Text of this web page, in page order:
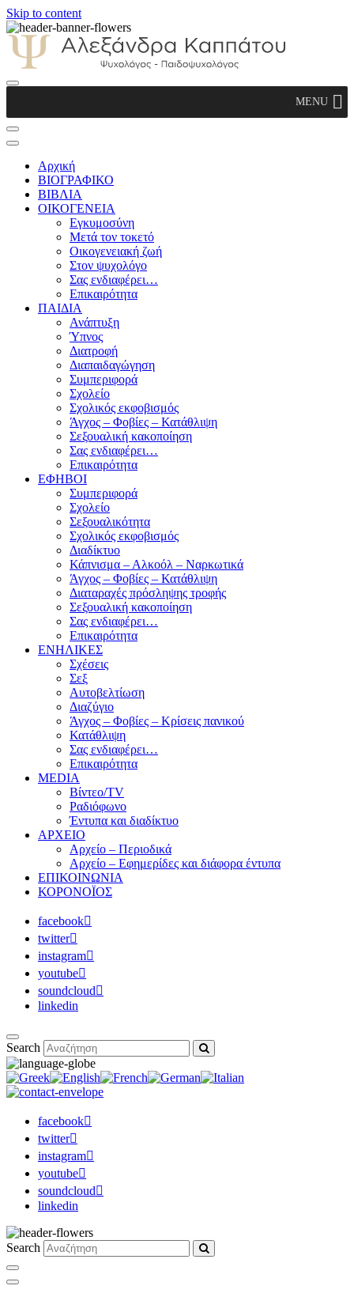
Skip to content
Παιδοψυχολόγος
MENU
Αρχική
ΒΙΟΓΡΑΦΙΚΟ
ΒΙΒΛΙΑ
ΟΙΚΟΓΕΝΕΙΑ
Εγκυμοσύνη
Μετά τον τοκετό
Οικογενειακή ζωή
Στον ψυχολόγο
Σας ενδιαφέρει…
Επικαιρότητα
ΠΑΙΔΙΑ
Ανάπτυξη
Ύπνος
Διατροφή
Διαπαιδαγώγηση
Συμπεριφορά
Σχολείο
Σχολικός εκφοβισμός
Άγχος – Φοβίες – Κατάθλιψη
Σεξουαλική κακοποίηση
Σας ενδιαφέρει…
Επικαιρότητα
ΕΦΗΒΟΙ
Συμπεριφορά
Σχολείο
Σεξουαλικότητα
Σχολικός εκφοβισμός
Διαδίκτυο
Κάπνισμα – Αλκοόλ – Ναρκωτικά
Άγχος – Φοβίες – Κατάθλιψη
Διαταραχές πρόσληψης τροφής
Σεξουαλική κακοποίηση
Σας ενδιαφέρει…
Επικαιρότητα
ΕΝΗΛΙΚΕΣ
Σχέσεις
Σεξ
Αυτοβελτίωση
Διαζύγιο
Άγχος – Φοβίες – Κρίσεις πανικού
Κατάθλιψη
Σας ενδιαφέρει…
Επικαιρότητα
MEDIA
Βίντεο/TV
Ραδιόφωνο
Έντυπα και διαδίκτυο
ΑΡΧΕΙΟ
Αρχείο – Περιοδικά
Αρχείο – Εφημερίδες και διάφορα έντυπα
ΕΠΙΚΟΙΝΩΝΙΑ
ΚΟΡΟΝΟΪΟΣ
facebook
twitter
instagram
youtube
soundcloud
linkedin
Search
facebook
twitter
instagram
youtube
soundcloud
linkedin
Search